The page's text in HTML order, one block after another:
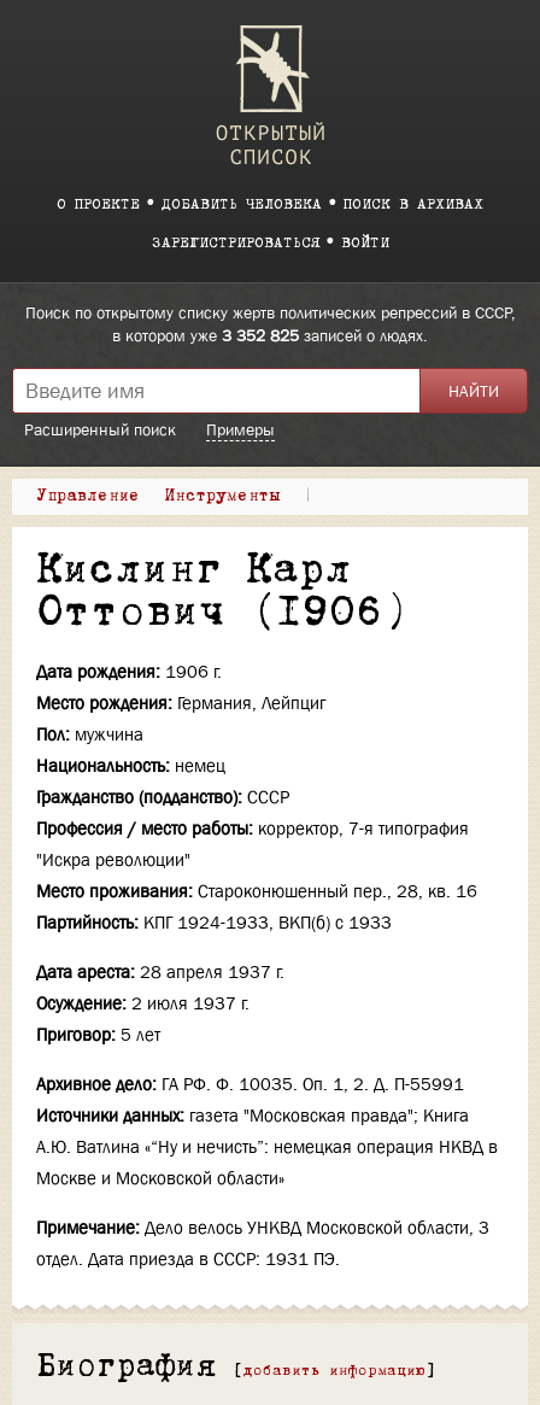
О ПРОЕКТЕ ДОБАВИТЬ ЧЕЛОВЕКА ПОИСК В АРХИВАХ
ЗАРЕГИСТРИРОВАТЬСЯ ВОЙТИ
Поиск по открытому списку жертв политических репрессий в СССР,
в котором уже 3 352 825 записей о людях.
Расширенный поиск Примеры
Управление Инструменты |
Кислинг Карл
Оттович (1906)
Дата рождения: 1906 г.
Место рождения: Германия, Лейпциг
Пол: мужчина
Национальность: немец
Гражданство (подданство): СССР
Профессия / место работы: корректор, 7-я типография
"Искра революции"
Место проживания: Староконюшенный пер., 28, кв. 16
Партийность: КПГ 1924-1933, ВКП(б) с 1933
Дата ареста: 28 апреля 1937 г.
Осуждение: 2 июля 1937 г.
Приговор: 5 лет
Архивное дело: ГА РФ. Ф. 10035. Оп. 1, 2. Д. П-55991
Источники данных: газета "Московская правда"; Книга
А.Ю. Ватлина «“Ну и нечисть”: немецкая операция НКВД в
Москве и Московской области»
Примечание: Дело велось УНКВД Московской области, 3
отдел. Дата приезда в СССР: 1931 ПЭ.
Биография [ добавить информацию ]